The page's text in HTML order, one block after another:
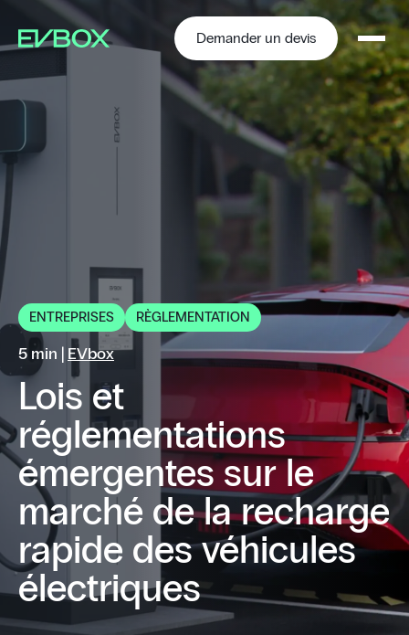
contenu
Demander un devis
ENTREPRISES RÈGLEMENTATION
5 min | EVbox
Lois et
réglementations
émergentes sur le
marché de la recharge
rapide des véhicules
électriques